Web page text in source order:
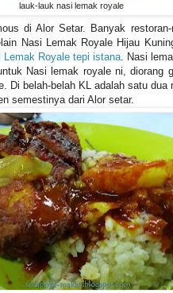
lauk-lauk nasi lemak royale
di Alor Setar. Banyak
Nasi Lemak Royale Hijau
Lemak Royale tepi istana. Nasi
Nasi lemak royale ni, diorang
Di belah-belah KL adalah satu dua
semestinya dari Alor setar.